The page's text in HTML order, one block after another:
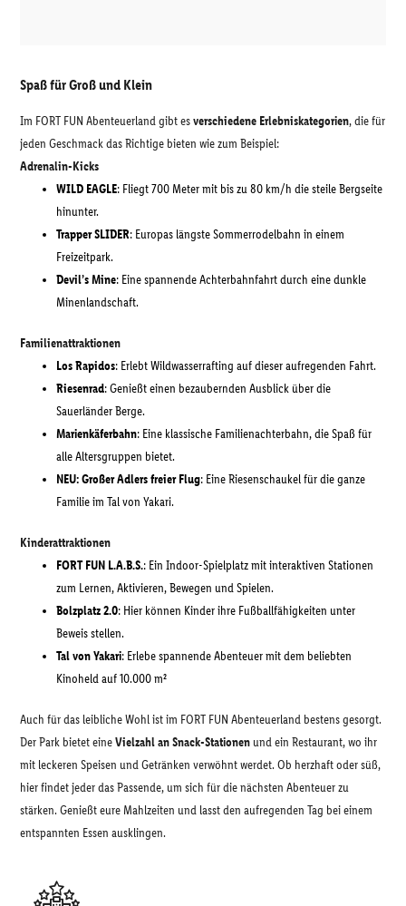
Spaß für Groß und Klein
Im FORT FUN Abenteuerland gibt esverschiedene Erlebniskategorien, die für
jeden Geschmack das Richtige bieten wie zum Beispiel:
Adrenalin-Kicks
WILD EAGLE: Fliegt 700 Meter mit bis zu 80 km/h die steile Bergseite
hinunter.
Trapper SLIDER: Europas längste Sommerrodelbahn in einem
Freizeitpark.
Devil’s Mine: Eine spannende Achterbahnfahrt durch eine dunkle
Minenlandschaft.
Familienattraktionen
Los Rapidos: Erlebt Wildwasserrafting auf dieser aufregenden Fahrt.
Riesenrad: Genießt einen bezaubernden Ausblick über die
Sauerländer Berge.
Marienkäferbahn: Eine klassische Familienachterbahn, die Spaß für
alle Altersgruppen bietet.
NEU: Großer Adlers freier Flug: Eine Riesenschaukel für die ganze
Familie im Tal von Yakari.
Kinderattraktionen
FORT FUN L.A.B.S.: Ein Indoor-Spielplatz mit interaktiven Stationen
zum Lernen, Aktivieren, Bewegen und Spielen.
Bolzplatz 2.0: Hier können Kinder ihre Fußballfähigkeiten unter
Beweis stellen.
Tal von Yakari: Erlebe spannende Abenteuer mit dem beliebten
Kinoheld auf 10.000 m²
Auch für das leibliche Wohl ist im FORT FUN Abenteuerland bestens gesorgt.
Der Park bietet eineVielzahl an Snack-Stationen und ein Restaurant, wo ihr
mit leckeren Speisen und Getränken verwöhnt werdet. Ob herzhaft oder süß,
hier findet jeder das Passende, um sich für die nächsten Abenteuer zu
stärken. Genießt eure Mahlzeiten und lasst den aufregenden Tag bei einem
entspannten Essen ausklingen.